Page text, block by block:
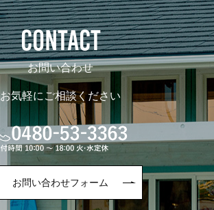
CONTACT
お問い合わせ
お気軽にご相談ください
お問い合わせフォーム